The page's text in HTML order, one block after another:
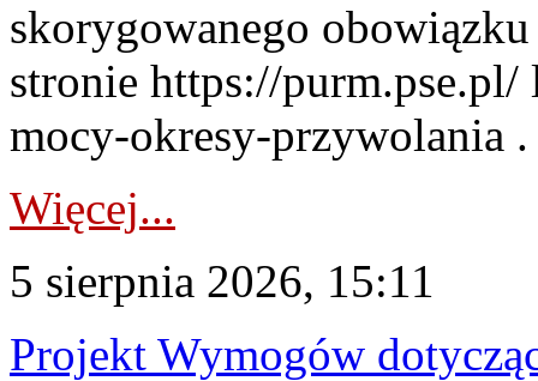
skorygowanego
stronie https://
mocy-okresy-przywolania
Więcej...
5 sierpnia 2026, 15:11
Projekt Wymogów